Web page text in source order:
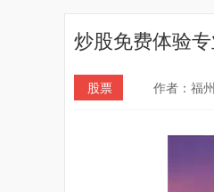
炒股免费体验
股票 作者：福